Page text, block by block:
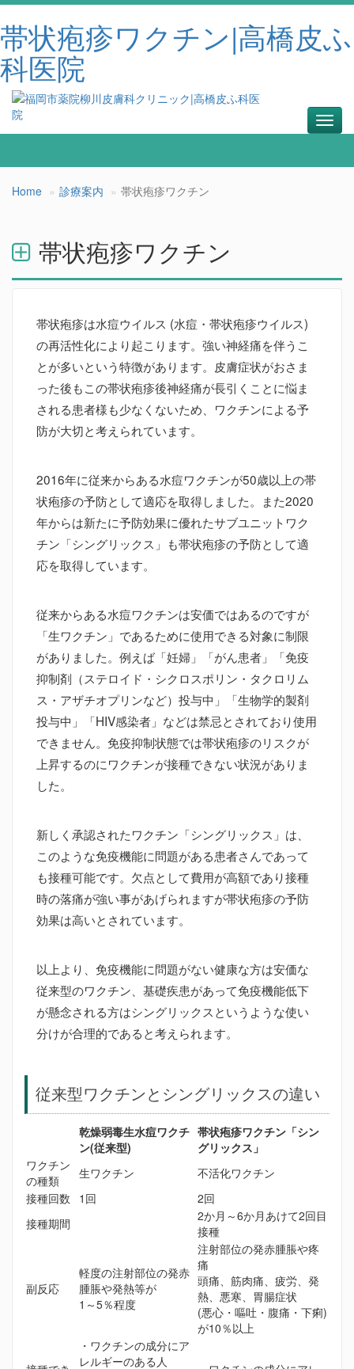
帯状疱疹ワクチン|高橋皮ふ
科医院
Home 診療案内 帯状疱疹ワクチン
帯状疱疹ワクチン
帯状疱疹は水痘ウイルス (水痘・帯状疱疹ウイルス)
の再活性化により起こります。強い神経痛を伴うこ
とが多いという特徴があります。皮膚症状がおさま
った後もこの帯状疱疹後神経痛が長引くことに悩ま
される患者様も少なくないため、ワクチンによる予
防が大切と考えられています。
2016年に従来からある水痘ワクチンが50歳以上の帯
状疱疹の予防として適応を取得しました。また2020
年からは新たに予防効果に優れたサブユニットワク
チン「シングリックス」も帯状疱疹の予防として適
応を取得しています。
従来からある水痘ワクチンは安価ではあるのですが
「生ワクチン」であるために使用できる対象に制限
がありました。例えば「妊婦」「がん患者」「免疫
抑制剤（ステロイド・シクロスポリン・タクロリム
ス・アザチオプリンなど）投与中」「生物学的製剤
投与中」「HIV感染者」などは禁忌とされており使用
できません。免疫抑制状態では帯状疱疹のリスクが
上昇するのにワクチンが接種できない状況がありま
した。
新しく承認されたワクチン「シングリックス」は、
このような免疫機能に問題がある患者さんであって
も接種可能です。欠点として費用が高額であり接種
時の落痛が強い事があげられますが帯状疱疹の予防
効果は高いとされています。
以上より、免疫機能に問題がない健康な方は安価な
従来型のワクチン、基礎疾患があって免疫機能低下
が懸念される方はシングリックスというような使い
分けが合理的であると考えられます。
従来型ワクチンとシングリックスの違い
乾燥弱毒生水痘ワクチ
ン(従来型)
帯状疱疹ワクチン「シン
グリックス」
ワクチン
の種類
生ワクチン
不活化ワクチン
接種回数
1回
2回
接種期間
2か月～6か月あけて2回目
接種
副反応
軽度の注射部位の発赤
腫脹や発熱等が
1～5％程度
注射部位の発赤腫脹や疼
痛
頭痛、筋肉痛、疲労、発
熱、悪寒、胃腸症状
(悪心・嘔吐・腹痛・下痢)
が10％以上
・ワクチンの成分にア
レルギーのある人